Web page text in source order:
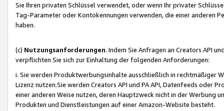
Sie Ihren privaten Schlüssel verwendet, oder wenn Ihr privater
Tag-Parameter oder Kontokennungen verwenden, die einer anderen
haben.
(c) Nutzungsanforderungen. Indem Sie Anfragen an Creators API
verpflichten Sie sich zur Einhaltung der folgenden Anforderungen:
i. Sie werden Produktwerbungsinhalte ausschließlich in rechtmäßiger
Lizenz nutzen.Sie werden Creators API und PA API, Datenfeeds oder
einer anderen Weise nutzen, deren Hauptzweck nicht in der Werbung
Produkten und Dienstleistungen auf einer Amazon-Website besteht.